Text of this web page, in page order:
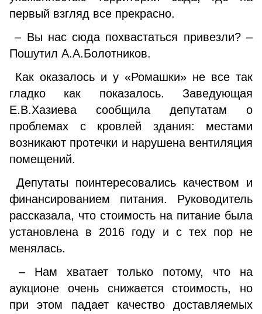
первый взгляд все прекрасно.
– Вы нас сюда похвастаться привезли? –
Пошутил А.А.Болотников.
Как оказалось и у «Ромашки» не все так
гладко как показалось. Заведующая
Е.В.Хазиева сообщила депута­там о
проблемах с кровлей здания: местами
возникают протечки и нарушена вентиляция
помещений.
Депутаты поинтересовались качеством и
финансиро­ванием питания. Руководитель
рассказала, что стоимость на питание была
установлена в 2016 году и с тех пор не
менялась.
– Нам хватает только потому, что на
аукционе очень снижается стоимость, но
при этом падает качество до­ставляемых